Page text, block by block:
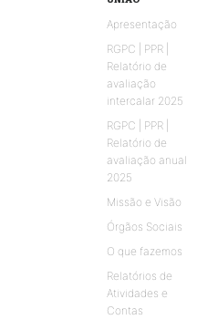
Apresentação
RGPC | PPR |
Relatório de
avaliação
intercalar 2025
RGPC | PPR |
Relatório de
avaliação anual
2025
Missão e Visão
Órgãos Sociais
O que fazemos
Relatórios de
Atividades e
Contas